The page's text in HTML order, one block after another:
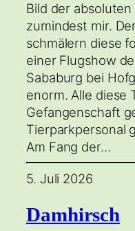
Bild der
zumindest mir.
schmälern diese
einer Flugshow
Sababurg bei
enorm. Alle diese
Gefangenschaft
Tierparkpersonal
Am Fang der…
5. Juli 2026
Damhirsch